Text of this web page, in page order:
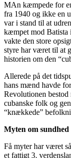
MAn kæmpede for
fra 1940 og ikke en
var i stand til at
kæmpet mod Batista
vakte den store
styre har været til at
historien om den
Allerede på det
hans mænd havde
Revolutionen
cubanske folk og
“knækkede”
Myten om sundhed
Få myter har været
et fattigt 3.